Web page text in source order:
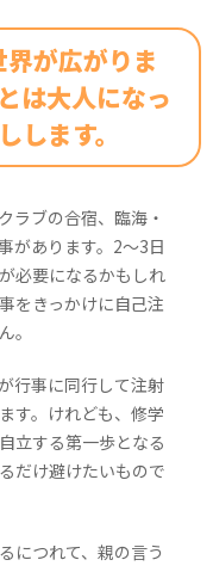
人が
くれます
ことはありますか？
れを、どう乗り越え
、どうだった？
お子さんの成長や、
られるようになっていま
？
達成感 マイナス思考か
成感 小さな成功を積
法
トレスに対処する方法
がりを大切にするこ
人を育てたり誰かの
すか？
は？
夫）
つくろう
が広がりま
は大人になっ
します。
ラブの合宿、臨海・
があります。2～3日
必要になるかもしれ
をきっかけに自己注
。
行事に同行して注射
す。けれども、修学
立する第一歩となる
だけ避けたいもので
につれて、親の言う